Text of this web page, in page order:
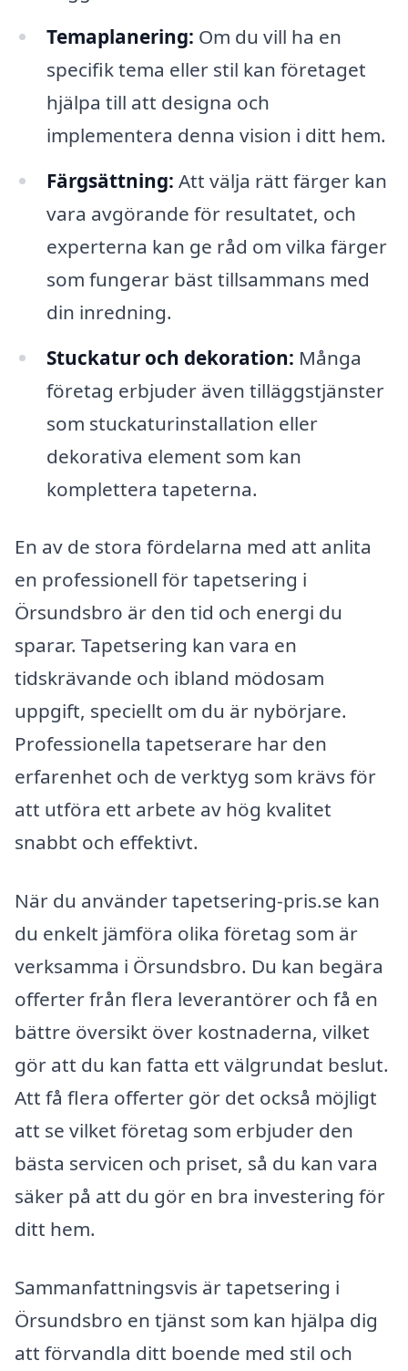
Temaplanering: Om du vill ha en
specifik tema eller stil kan företaget
hjälpa till att designa och
implementera denna vision i ditt hem.
Färgsättning: Att välja rätt färger kan
vara avgörande för resultatet, och
experterna kan ge råd om vilka färger
som fungerar bäst tillsammans med
din inredning.
Stuckatur och dekoration: Många
företag erbjuder även tilläggstjänster
som stuckaturinstallation eller
dekorativa element som kan
komplettera tapeterna.
En av de stora fördelarna med att anlita
en professionell för tapetsering i
Örsundsbro är den tid och energi du
sparar. Tapetsering kan vara en
tidskrävande och ibland mödosam
uppgift, speciellt om du är nybörjare.
Professionella tapetserare har den
erfarenhet och de verktyg som krävs för
att utföra ett arbete av hög kvalitet
snabbt och effektivt.
När du använder tapetsering-pris.se kan
du enkelt jämföra olika företag som är
verksamma i Örsundsbro. Du kan begära
offerter från flera leverantörer och få en
bättre översikt över kostnaderna, vilket
gör att du kan fatta ett välgrundat beslut.
Att få flera offerter gör det också möjligt
att se vilket företag som erbjuder den
bästa servicen och priset, så du kan vara
säker på att du gör en bra investering för
ditt hem.
Sammanfattningsvis är tapetsering i
Örsundsbro en tjänst som kan hjälpa dig
att förvandla ditt boende med stil och